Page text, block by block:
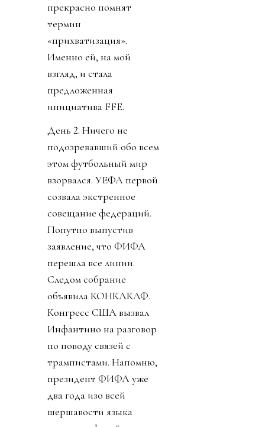
прекрасно помнят
термин
«прихватизация».
Именно ей, на мой
взгляд, и стала
предложенная
инициатива FFE.
День 2. Ничего не
подозревавший обо всем
этом футбольный мир
взорвался. УЕФА первой
созвала экстренное
совещание федераций.
Попутно выпустив
заявление, что ФИФА
перешла все линии.
Следом собрание
объявила КОНКАКАФ.
Конгресс США вызвал
Инфантино на разговор
по поводу связей с
трампистами. Напомню,
президент ФИФА уже
два года изо всей
шершавости языка